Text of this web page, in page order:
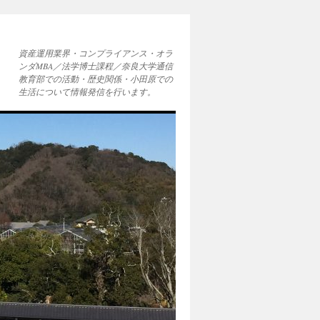
資産運用業界・コンプライアンス・オラ
ンダMBA／法学博士課程／奈良大学通信
教育部での活動・歴史関係・小田原での
生活について情報発信を行います。